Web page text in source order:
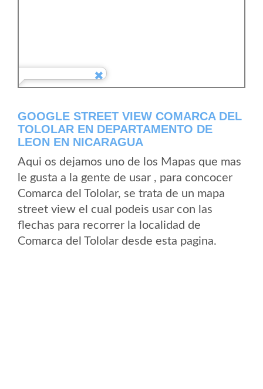
GOOGLE STREET VIEW COMARCA DEL
TOLOLAR EN DEPARTAMENTO DE
LEON EN NICARAGUA
Aqui os dejamos uno de los Mapas que mas
le gusta a la gente de usar , para concocer
Comarca del Tololar, se trata de un mapa
street view el cual podeis usar con las
flechas para recorrer la localidad de
Comarca del Tololar desde esta pagina.